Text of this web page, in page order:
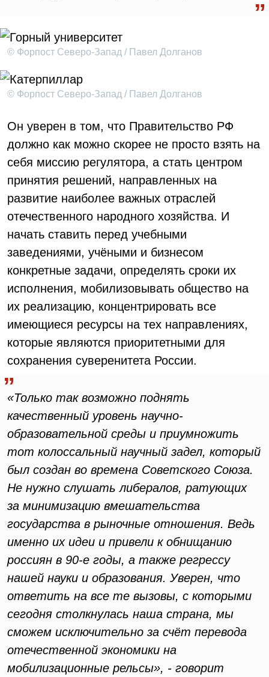
© Форпост Северо-Запад / Павел Долганов
© Форпост Северо-Запад / Павел Долганов
Он уверен в том, что Правительство РФ
должно как можно скорее не просто взять на
себя миссию регулятора, а стать центром
принятия решений, направленных на
развитие наиболее важных отраслей
отечественного народного хозяйства. И
начать ставить перед учебными
заведениями, учёными и бизнесом
конкретные задачи, определять сроки их
исполнения, мобилизовывать общество на
их реализацию, концентрировать все
имеющиеся ресурсы на тех направлениях,
которые являются приоритетными для
сохранения суверенитета России.
«Только так возможно поднять
качественный уровень научно-
образовательной среды и приумножить
тот колоссальный научный задел, который
был создан во времена Советского Союза.
Не нужно слушать либералов, ратующих
за минимизацию вмешательства
государства в рыночные отношения. Ведь
именно их идеи и привели к обнищанию
россиян в 90-е годы, а также регрессу
нашей науки и образования. Уверен, что
ответить на все те вызовы, с которыми
сегодня столкнулась наша страна, мы
сможем исключительно за счёт перевода
отечественной экономики на
мобилизационные рельсы», - говорит